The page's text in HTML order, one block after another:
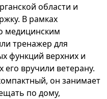
области и
В рамках
медицинским
тренажер для
функций верхних и
вручили ветерану.
он занимает
по дому,